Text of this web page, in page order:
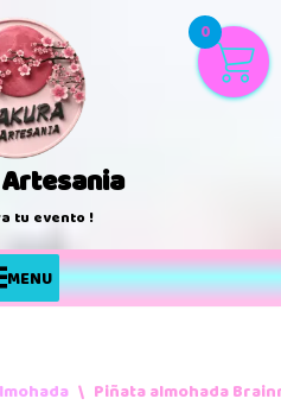
tu evento !
MENU
\ Piñata almohada
0